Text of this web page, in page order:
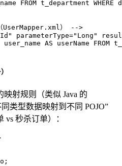
） -->
parameterType="Long"
射规则（类似 Java 的
类型数据映射到不同 POJO”
vs 秒杀订单）：